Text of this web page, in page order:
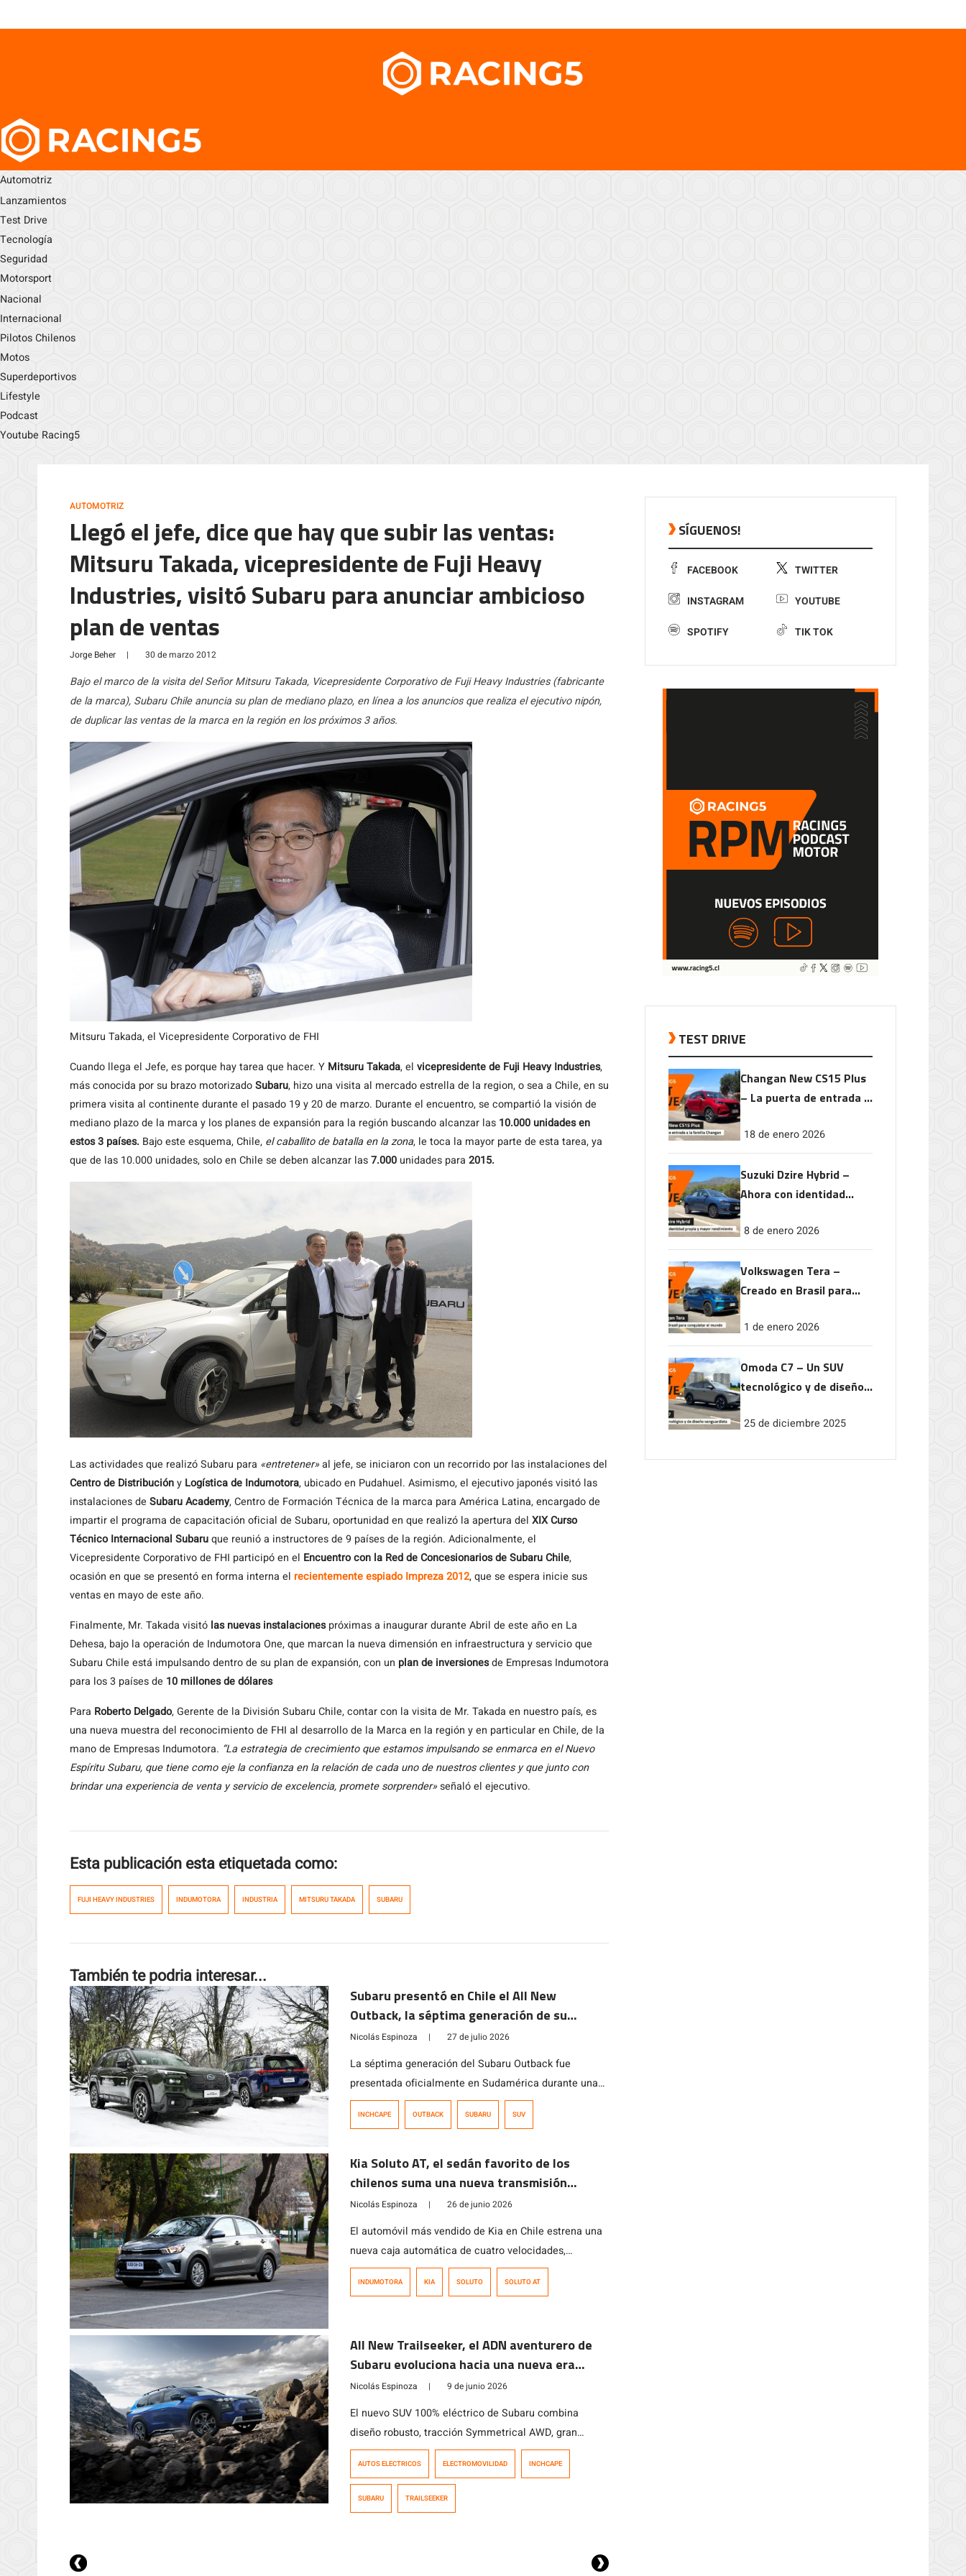
Automotriz
Lanzamientos
Test Drive
Tecnología
Seguridad
Motorsport
Nacional
Internacional
Pilotos Chilenos
Motos
Superdeportivos
Lifestyle
Podcast
Youtube Racing5
AUTOMOTRIZ
Llegó el jefe, dice que hay que subir las ventas:
Mitsuru Takada, vicepresidente de Fuji Heavy
Industries, visitó Subaru para anunciar ambicioso
plan de ventas
Jorge Beher | 30 de marzo 2012
Bajo el marco de la visita del Señor Mitsuru Takada, Vicepresidente Corporativo de Fuji Heavy Industries (fabricante
de la marca), Subaru Chile anuncia su plan de mediano plazo, en línea a los anuncios que realiza el ejecutivo nipón,
de duplicar las ventas de la marca en la región en los próximos 3 años.
Mitsuru Takada, el Vicepresidente Corporativo de FHI
Cuando llega el Jefe, es porque hay tarea que hacer. Y Mitsuru Takada, el vicepresidente de Fuji Heavy Industries,
más conocida por su brazo motorizadoSubaru, hizo una visita al mercado estrella de la region, o sea a Chile, en su
primera visita al continente durante el pasado 19 y 20 de marzo. Durante el encuentro, se compartió la visión de
mediano plazo de la marca y los planes de expansión para la región buscando alcanzar las 10.000 unidades en
estos 3 países. Bajo este esquema, Chile, el caballito de batalla en la zona, le toca la mayor parte de esta tarea, ya
que de las 10.000 unidades, solo en Chile se deben alcanzar las7.000 unidades para 2015.
Las actividades que realizó Subaru para «entretener»al jefe, se iniciaron con un recorrido por las instalaciones del
Centro de Distribucióny Logística de Indumotora, ubicado en Pudahuel. Asimismo, el ejecutivo japonés visitó las
instalaciones de Subaru Academy, Centro de Formación Técnica de la marca para América Latina, encargado de
impartir el programa de capacitación oficial de Subaru, oportunidad en que realizó la apertura del XIX Curso
Técnico Internacional Subaruque reunió a instructores de 9 países de la región. Adicionalmente, el
Vicepresidente Corporativo de FHI participó en el Encuentro con la Red de Concesionarios de Subaru Chile,
ocasión en que se presentó en forma interna el recientemente espiado Impreza 2012, que se espera inicie sus
ventas en mayo de este año.
Finalmente, Mr. Takada visitó las nuevas instalacionespróximas a inaugurar durante Abril de este año en La
Dehesa, bajo la operación de Indumotora One, que marcan la nueva dimensión en infraestructura y servicio que
Subaru Chile está impulsando dentro de su plan de expansión, con un plan de inversionesde Empresas Indumotora
para los 3 países de 10 millones de dólares
Para Roberto Delgado, Gerente de la División Subaru Chile, contar con la visita de Mr. Takada en nuestro país, es
una nueva muestra del reconocimiento de FHI al desarrollo de la Marca en la región y en particular en Chile, de la
mano de Empresas Indumotora. “La estrategia de crecimiento que estamos impulsando se enmarca en el Nuevo
Espíritu Subaru, que tiene como eje la confianza en la relación de cada uno de nuestros clientes y que junto con
brindar una experiencia de venta y servicio de excelencia, promete sorprender»señaló el ejecutivo.
Esta publicación esta etiquetada como:
FUJI HEAVY INDUSTRIES INDUMOTORA INDUSTRIA MITSURU TAKADA SUBARU
También te podria interesar...
Subaru presentó en Chile el All New
Outback, la séptima generación de su
modelo ícono
Nicolás Espinoza | 27 de julio 2026
La séptima generación del Subaru Outback fue
presentada oficialmente en Sudamérica durante una
actividad realizada en Chile, que reunió a
Corporation. El modelo ya está disponible en el
mercado chileno en dos versiones, con precios que
parten en los $35.990.000.
INCHCAPE OUTBACK SUBARU SUV
Kia Soluto AT, el sedán favorito de los
chilenos suma una nueva transmisión
automática
Nicolás Espinoza | 26 de junio 2026
El automóvil más vendido de Kia en Chile estrena una
nueva caja automática de cuatro velocidades,
ofreciendo mayor comodidad, eficiencia y una
experiencia de conducción más relajada. Con un
atractivas del segmento de sedanes compactos.
INDUMOTORA KIA SOLUTO SOLUTO AT
All New Trailseeker, el ADN aventurero de
Subaru evoluciona hacia una nueva era
eléctrica
Nicolás Espinoza | 9 de junio 2026
El nuevo SUV 100% eléctrico de Subaru combina
diseño robusto, tracción Symmetrical AWD, gran
autonomía y un completo equipamiento tecnológico y
AUTOS ELECTRICOS ELECTROMOVILIDAD INCHCAPE
SUBARU TRAILSEEKER
SÍGUENOS!
FACEBOOK TWITTER
INSTAGRAM YOUTUBE
SPOTIFY TIK TOK
TEST DRIVE
Changan New CS15 Plus
– La puerta de entrada a
18 de enero 2026
Suzuki Dzire Hybrid –
Ahora con identidad
rendimiento
8 de enero 2026
Volkswagen Tera –
Creado en Brasil para
1 de enero 2026
Omoda C7 – Un SUV
tecnológico y de diseño
25 de diciembre 2025